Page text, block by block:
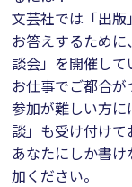
文芸社では「出
お答えするため
談会」を開催して
お仕事でご都合
参加が難しい方
談」も受け付けて
あなたにしか書
加ください。